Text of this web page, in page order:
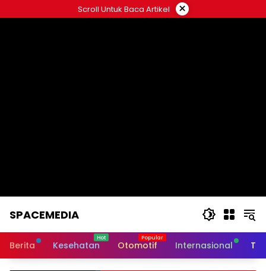
to
Scroll Untuk Baca Artikel ×
SPACEMEDIA
Berita Kesehatan Otomotif Internasional